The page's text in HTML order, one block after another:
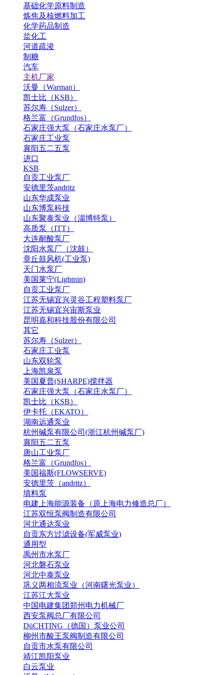
基础化学原料制造
炼焦及核燃料加工
化学药品制造
盐化工
河道疏浚
制糖
汽车
主机厂家
沃曼（Warman）
凯士比（KSB）
苏尔寿（Sulzer）
格兰富（Grundfos）
石家庄强大泵（石家庄水泵厂）
石家庄工业泵
襄阳五二五泵
进口
KSB
自贡工业泵厂
安德里茨andritz
山东华成泵业
山东博泵科技
山东聚泰泵业（淄博特泵）
高质泵（ITT）
大连耐酸泵厂
沈阳水泵厂（沈鼓）
章丘鼓风机(工业泵)
天门水泵厂
美国莱宁(Lightnin)
自贡工业泵厂
江苏无锡宜兴灵谷工程塑料泵厂
江苏无锡宜兴宙斯泵业
昆明嘉和科技股份有限公司
其它
苏尔寿（Sulzer）
石家庄工业泵
山东双轮泵
上海凯泉泵
美国夏普(SHARPE)搅拌器
石家庄强大泵（石家庄水泵厂）
凯士比（KSB）
伊卡托（EKATO）
湖南远通泵业
杭州碱泵有限公司(浙江杭州碱泵厂)
襄阳五二五泵
唐山工业泵厂
格兰富（Grundfos）
美国福斯(FLOWSERVE)
安德里茨（andritz）
填料泵
电建上海能源装备（原上海电力修造总厂）
江苏双恒泵阀制造有限公司
河北通达泵业
自贡东方过滤设备(军威泵业)
通用型
禹州市水泵厂
河北磐石泵业
河北中泰泵业
巩义两相流泵业（河南曙光泵业）
江苏江大泵业
中国电建集团郑州电力机械厂
西安泵阀总厂有限公司
DüCHTING（德国）泵业公司
柳州市酸王泵阀制造有限公司
自贡市水泵有限公司
靖江凯阳泵业
白云泵业